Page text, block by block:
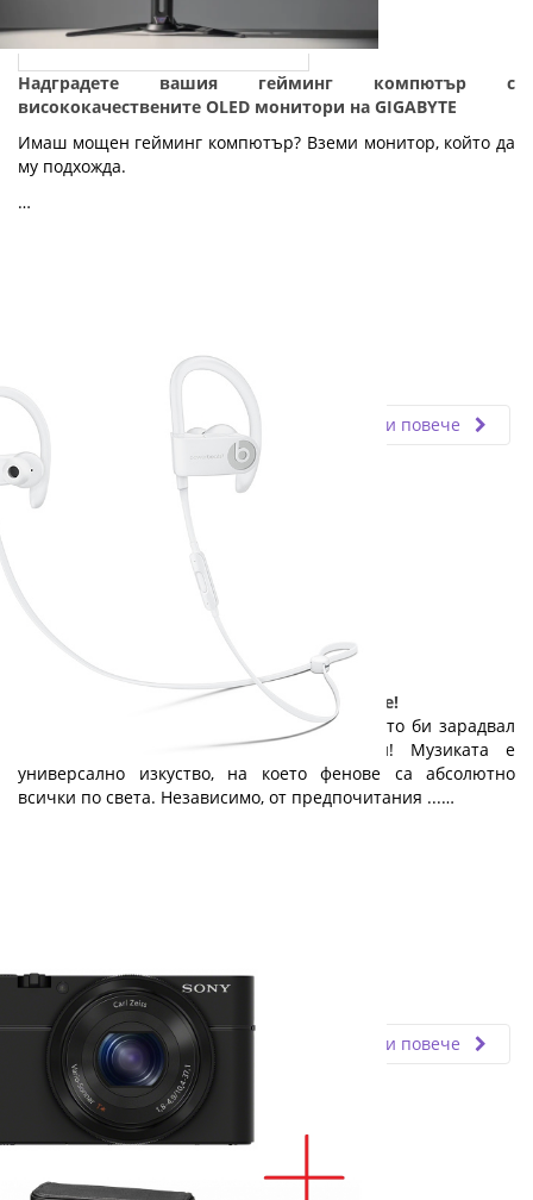
Надградете вашия гейминг компютър с
висококачествените OLED монитори на GIGABYTE
Имаш мощен гейминг компютър? Вземи монитор, който да
му подхожда.
…
Fly.bg
Прочети повече
Малък дар с голяма стойност: слушалките!
Ето един чудесен и достъпен подарък, който би зарадвал
всеки абитуриент: качествени слушалки! Музиката е
универсално изкуство, на което фенове са абсолютно
всички по света. Независимо, от предпочитания ...…
17.05.2019
Fly.bg
Прочети повече